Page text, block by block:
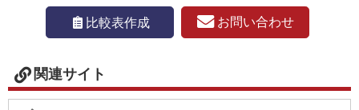
比較表作成 お問い合わせ
関連サイト